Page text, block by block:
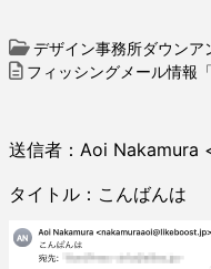
デザイン事務所ダウンア
フィッシングメール情報
送信者：Aoi Nakamura
タイトル：こんばんは